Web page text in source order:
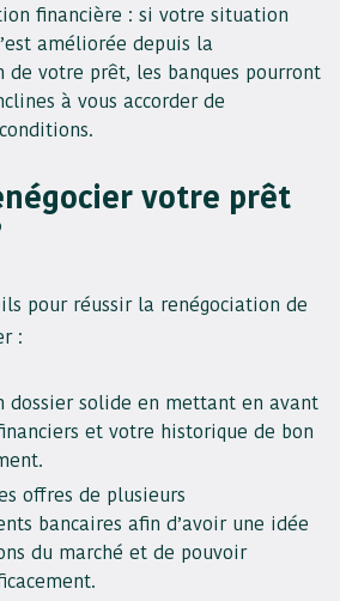
financière : si votre situation
améliorée depuis la
de votre prêt, les banques pourront
à vous accorder de
votre prêt
pour réussir la renégociation de
:
dossier solide en mettant en avant
et votre historique de bon
offres de plusieurs
bancaires afin d’avoir une idée
du marché et de pouvoir